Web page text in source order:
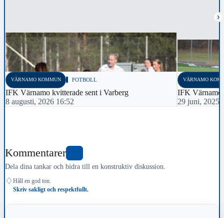
›
VÄRNAMO KOMMUN FOTBOLL
IFK Värnamo kvitterade sent i Varberg
8 augusti, 2026 16:52
VÄRNAMO
IFK Värnamo
29 juni, 2025
Kommentarer
Dela dina tankar och bidra till en konstruktiv diskussion.
♢ Håll en god ton.
Skriv sakligt och respektfullt.